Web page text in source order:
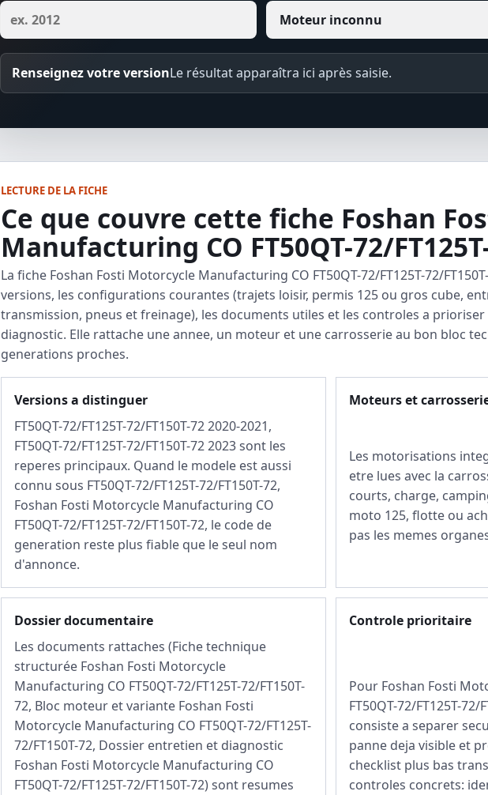
Renseignez votre versionLe résultat apparaîtra ici après saisie.
LECTURE DE LA FICHE
Ce que couvre cette fiche Foshan
Manufacturing CO FT50QT-72/
La fiche Foshan Fosti Motorcycle Manufacturing CO FT50QT-72/FT125T-72/
versions, les configurations courantes (trajets loisir, permis 125 ou gros cube,
transmission, pneus et freinage), les documents utiles et les controles a
diagnostic. Elle rattache une annee, un moteur et une carrosserie au bon bloc
generations proches.
Versions a distinguer
FT50QT-72/FT125T-72/FT150T-72 2020-2021,
FT50QT-72/FT125T-72/FT150T-72 2023 sont les
reperes principaux. Quand le modele est aussi
connu sous FT50QT-72/FT125T-72/FT150T-72,
Foshan Fosti Motorcycle Manufacturing CO
FT50QT-72/FT125T-72/FT150T-72, le code de
generation reste plus fiable que le seul nom
d'annonce.
Moteurs et
Les motorisations
etre lues avec la
courts, charge,
moto 125, flotte ou
pas les memes
Dossier documentaire
Les documents rattaches (Fiche technique
structurée Foshan Fosti Motorcycle
Manufacturing CO FT50QT-72/FT125T-72/FT150T-
72, Bloc moteur et variante Foshan Fosti
Motorcycle Manufacturing CO FT50QT-72/FT125T-
72/FT150T-72, Dossier entretien et diagnostic
Foshan Fosti Motorcycle Manufacturing CO
FT50QT-72/FT125T-72/FT150T-72) sont resumes
Controle prioritaire
Pour Foshan Fosti
FT50QT-72/FT125T-
consiste a separer
panne deja visible et
checklist plus bas
controles concrets: